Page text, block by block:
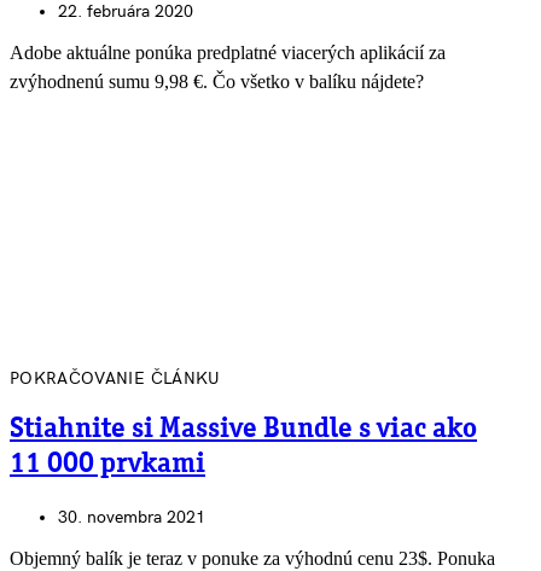
22. februára 2020
Adobe aktuálne ponúka predplatné viacerých aplikácií za
zvýhodnenú sumu 9,98 €. Čo všetko v balíku nájdete?
POKRAČOVANIE ČLÁNKU
Stiahnite si Massive Bundle s viac ako
11 000 prvkami
30. novembra 2021
Objemný balík je teraz v ponuke za výhodnú cenu 23$. Ponuka